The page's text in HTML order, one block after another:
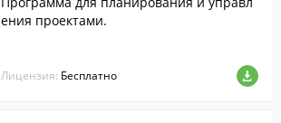
ения проектами.
Лицензия: Бесплатно